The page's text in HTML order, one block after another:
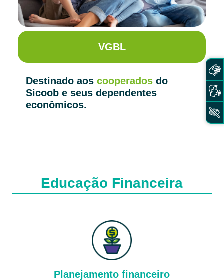
VGBL
Destinado aos cooperados do
Sicoob e seus dependentes
econômicos.
Educação Financeira
Planejamento financeiro